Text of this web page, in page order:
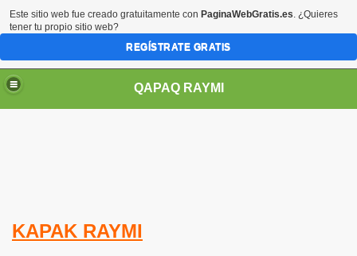
QAPAQ RAYMI
KAPAK RAYMI
Este sitio web fue creado gratuitamente con PaginaWebGratis.es. ¿Quieres
tener tu propio sitio web?
REGÍSTRATE GRATIS